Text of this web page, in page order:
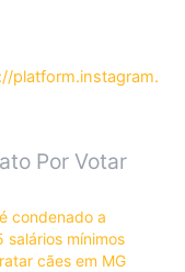
platform.instagram.
Por Votar
condenado a
salários mínimos
cães em MG